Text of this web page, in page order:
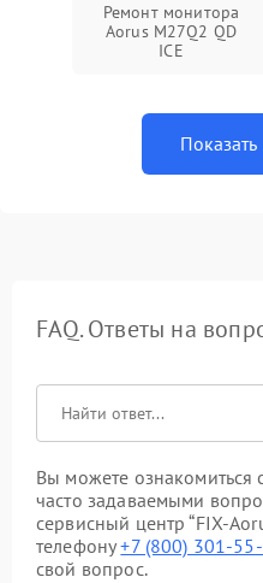
Ремонт монитора
Aorus M27Q2 QD
ICE
FAQ. Ответы на
Вы можете
часто задаваемыми
сервисный центр “FIX-
телефону+7 (800) 301-
свой вопрос.